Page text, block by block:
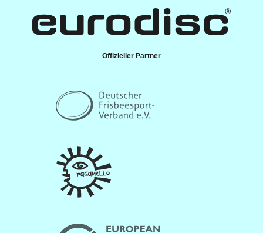
Offizieller Partner